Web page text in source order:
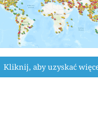
Kliknij, aby uzyskać